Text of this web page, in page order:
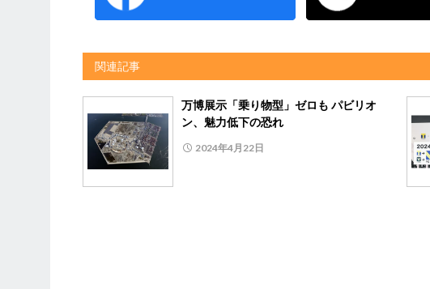
関連記事
万博展示「乗り物型」ゼロも パビリオ
ン、魅力低下の恐れ
2024年4月22日